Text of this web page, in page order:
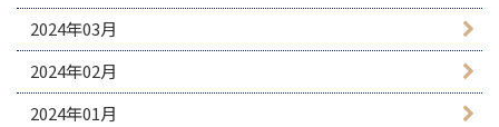
2024年03月
2024年02月
2024年01月